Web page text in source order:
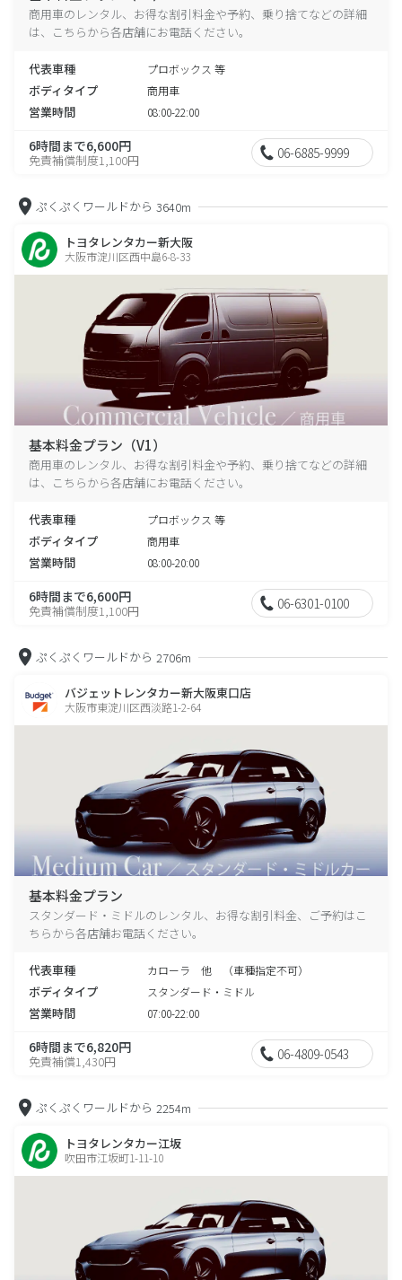
商用車のレンタル、お得な割引料金や予約、乗り捨てなどの詳細
は、こちらから各店舗にお電話ください。
代表車種 プロボックス 等
ボディタイプ 商用車
営業時間 08:00-22:00
6時間まで6,600円
免責補償制度1,100円 06-6885-9999
ぷくぷくワールドから 3640m
トヨタレンタカー新大阪
大阪市淀川区西中島6-8-33
基本料金プラン（V1）
商用車のレンタル、お得な割引料金や予約、乗り捨てなどの詳細
は、こちらから各店舗にお電話ください。
代表車種 プロボックス 等
ボディタイプ 商用車
営業時間 08:00-20:00
6時間まで6,600円
免責補償制度1,100円 06-6301-0100
ぷくぷくワールドから 2706m
バジェットレンタカー新大阪東口店
大阪市東淀川区西淡路1-2-64
基本料金プラン
スタンダード・ミドルのレンタル、お得な割引料金、ご予約はこ
ちらから各店舗お電話ください。
代表車種 カローラ 他 （車種指定不可）
ボディタイプ スタンダード・ミドル
営業時間 07:00-22:00
6時間まで6,820円
免責補償1,430円 06-4809-0543
ぷくぷくワールドから 2254m
トヨタレンタカー江坂
吹田市江坂町1-11-10